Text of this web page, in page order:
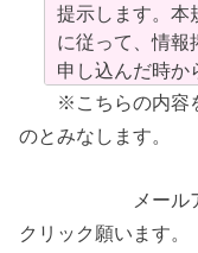
提示します。本
に従って、情報
申し込んだ時か
適用します。
第2条（規約の
承諾します。
前項の変更は、
※こちらの内容を
のとみなします。
メールアドレ
クリック願います。